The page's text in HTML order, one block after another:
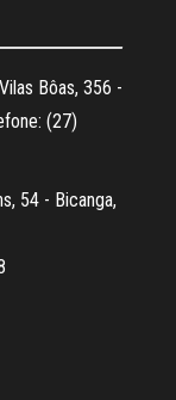
Bôas, 356 -
(27)
54 - Bicanga,